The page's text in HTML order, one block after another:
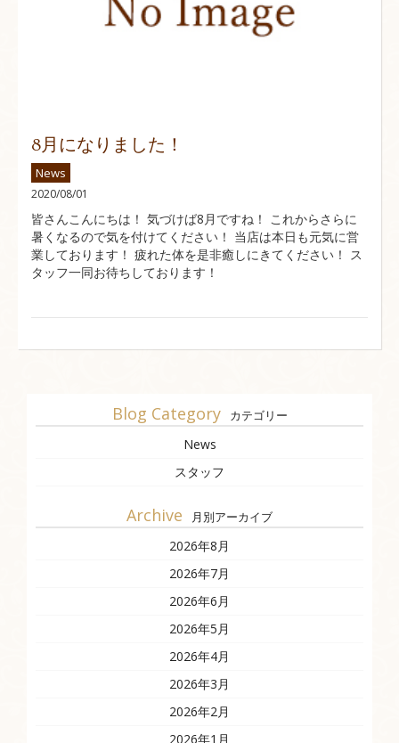
8月になりました！
News
2020/08/01
皆さんこんにちは！ 気づけば8月ですね！ これからさらに
暑くなるので気を付けてください！ 当店は本日も元気に営
業しております！ 疲れた体を是非癒しにきてください！ ス
タッフ一同お待ちしております！
Blog Category カテゴリー
News
スタッフ
Archive 月別アーカイブ
2026年8月
2026年7月
2026年6月
2026年5月
2026年4月
2026年3月
2026年2月
2026年1月